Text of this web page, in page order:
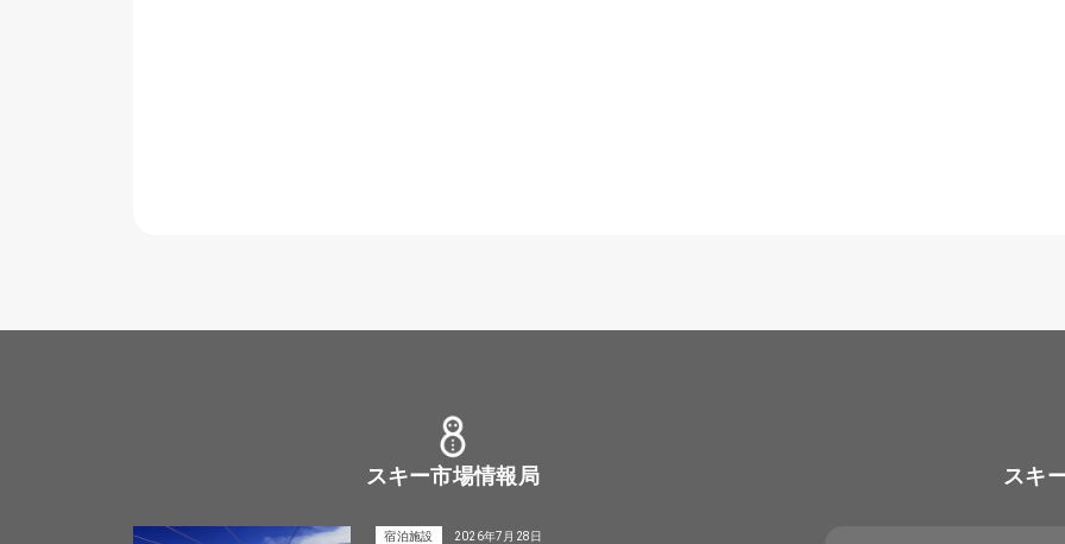
スキー市場情報局
宿泊施設 2026年7月28日
スキ